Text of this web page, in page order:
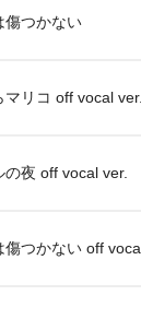
傷つかない
マリコ off vocal ver.
の夜 off vocal ver.
傷つかない off